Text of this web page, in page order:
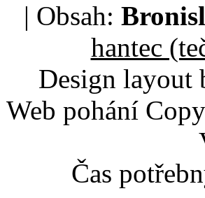
| Obsah:
hantec
Design layout
Web pohání
Čas